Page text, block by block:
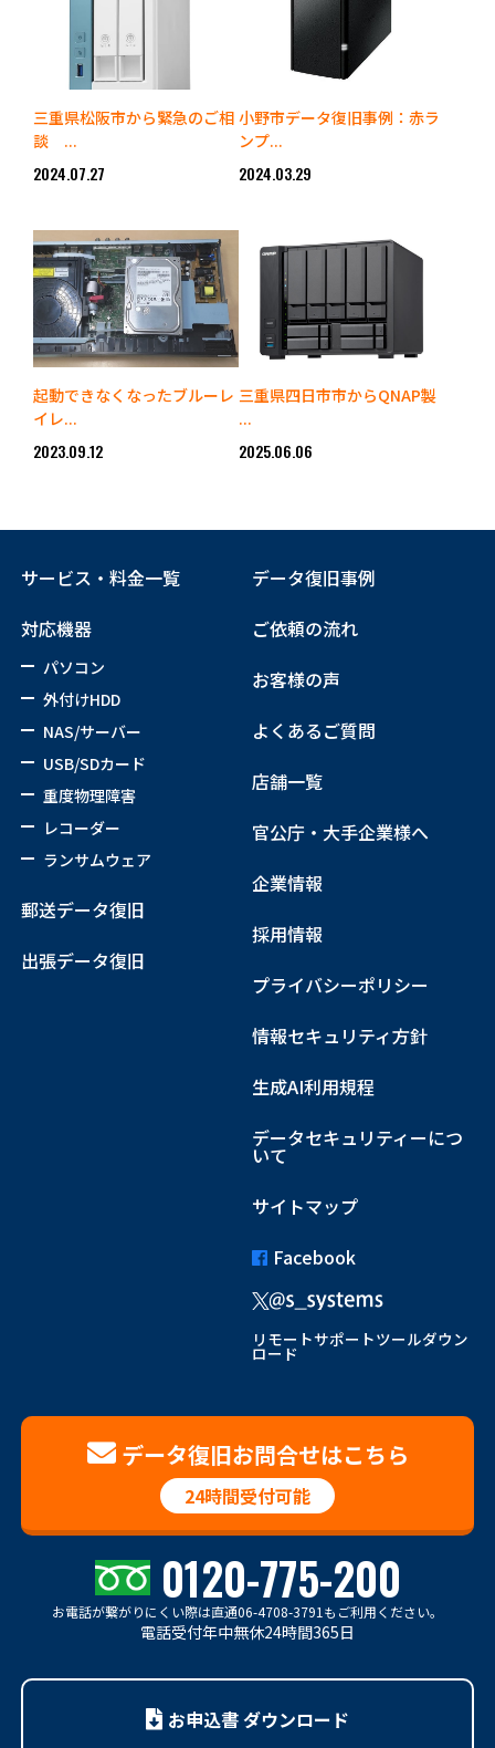
三重県松阪市から緊急のご相
談 ...
2024.07.27
小野市データ復旧事例：赤ラ
ンプ...
2024.03.29
起動できなくなったブルーレ
イレ...
2023.09.12
三重県四日市市からQNAP製
...
2025.06.06
サービス・料金一覧
対応機器
パソコン
外付けHDD
NAS/サーバー
USB/SDカード
重度物理障害
レコーダー
ランサムウェア
郵送データ復旧
出張データ復旧
データ復旧事例
ご依頼の流れ
お客様の声
よくあるご質問
店舗一覧
官公庁・大手企業様へ
企業情報
採用情報
プライバシーポリシー
情報セキュリティ方針
生成AI利用規程
データセキュリティーにつ
いて
サイトマップ
Facebook
リモートサポートツールダウン
ロード
データ復旧お問合せはこちら
24時間受付可能
0120-775-200
お電話が繋がりにくい際は直通06-4708-3791もご利用ください。
電話受付年中無休24時間365日
お申込書 ダウンロード